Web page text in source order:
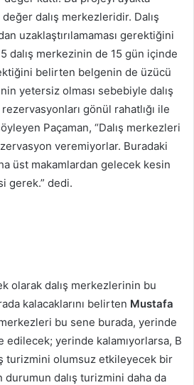
dalış merkezleridir. Dalış
uzaklaştırılamaması gerektiğini
dalış merkezinin de 15 gün içinde
belirten belgenin de üzücü
yetersiz olması sebebiyle dalış
gönül rahatlığı ile
Paçaman, “Dalış merkezleri
veremiyorlar. Buradaki
üst makamlardan gelecek kesin
gerek.” dedi.
olarak dalış merkezlerinin bu
kalacaklarını belirten Mustafa
merkezleri bu sene burada, yerinde
edilecek; yerinde kalamıyorlarsa, B
turizmini olumsuz etkileyecek bir
durumun dalış turizmini daha da